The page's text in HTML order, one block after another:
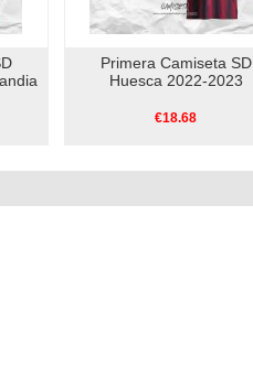
Primera Camiseta SD
Huesca 2022-2023
€18.68